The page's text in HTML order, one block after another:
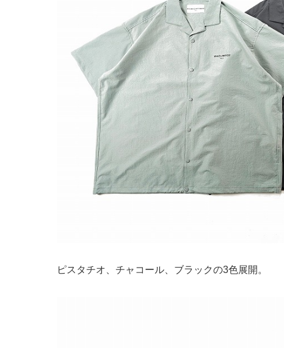
ピスタチオ、チャコール、ブラックの3色展開。